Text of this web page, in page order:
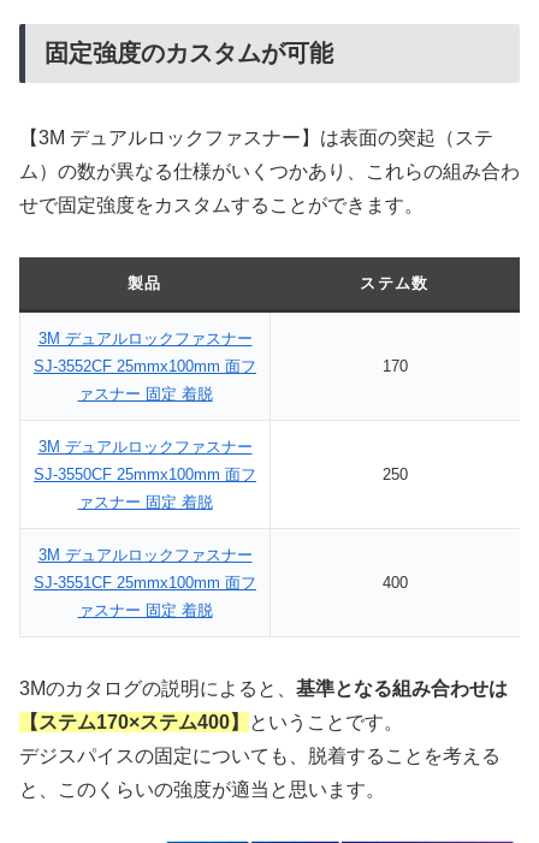
固定強度のカスタムが可能
【3M デュアルロックファスナー】は表面の突起（ステ
ム）の数が異なる仕様がいくつかあり、これらの組み合わ
せで固定強度をカスタムすることができます。
製品 ステム数
3M デュアルロックファスナー
SJ-3552CF 25mmx100mm 面フ
ァスナー 固定 着脱
170
3M デュアルロックファスナー
SJ-3550CF 25mmx100mm 面フ
ァスナー 固定 着脱
250
3M デュアルロックファスナー
SJ-3551CF 25mmx100mm 面フ
ァスナー 固定 着脱
400
3Mのカタログの説明によると、 基準となる組み合わせは
【ステム170×ステム400】
ということです。
デジスパイスの固定についても、脱着することを考える
と、このくらいの強度が適当と思います。